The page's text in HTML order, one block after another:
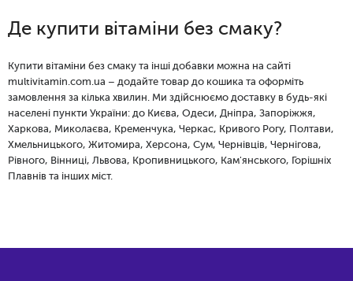
Де купити вітаміни без смаку?
Купити вітаміни без смаку та інші добавки можна на сайті
multivitamin.com.ua – додайте товар до кошика та оформіть
замовлення за кілька хвилин. Ми здійснюємо доставку в будь-які
населені пункти України: до Києва, Одеси, Дніпра, Запоріжжя,
Харкова, Миколаєва, Кременчука, Черкас, Кривого Рогу, Полтави,
Хмельницького, Житомира, Херсона, Сум, Чернівців, Чернігова,
Рівного, Вінниці, Львова, Кропивницького, Кам'янського, Горішніх
Плавнів та інших міст.